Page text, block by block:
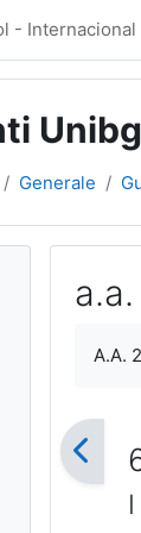
- Internacional
Unibg
Generale
A.A.